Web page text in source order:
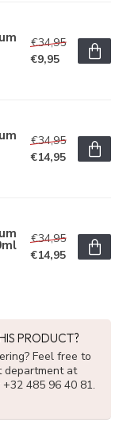
€34,95
€9,95
€34,95
€14,95
€34,95
€14,95
PRODUCT?
Feel free to
department at
+32 485 96 40 81.